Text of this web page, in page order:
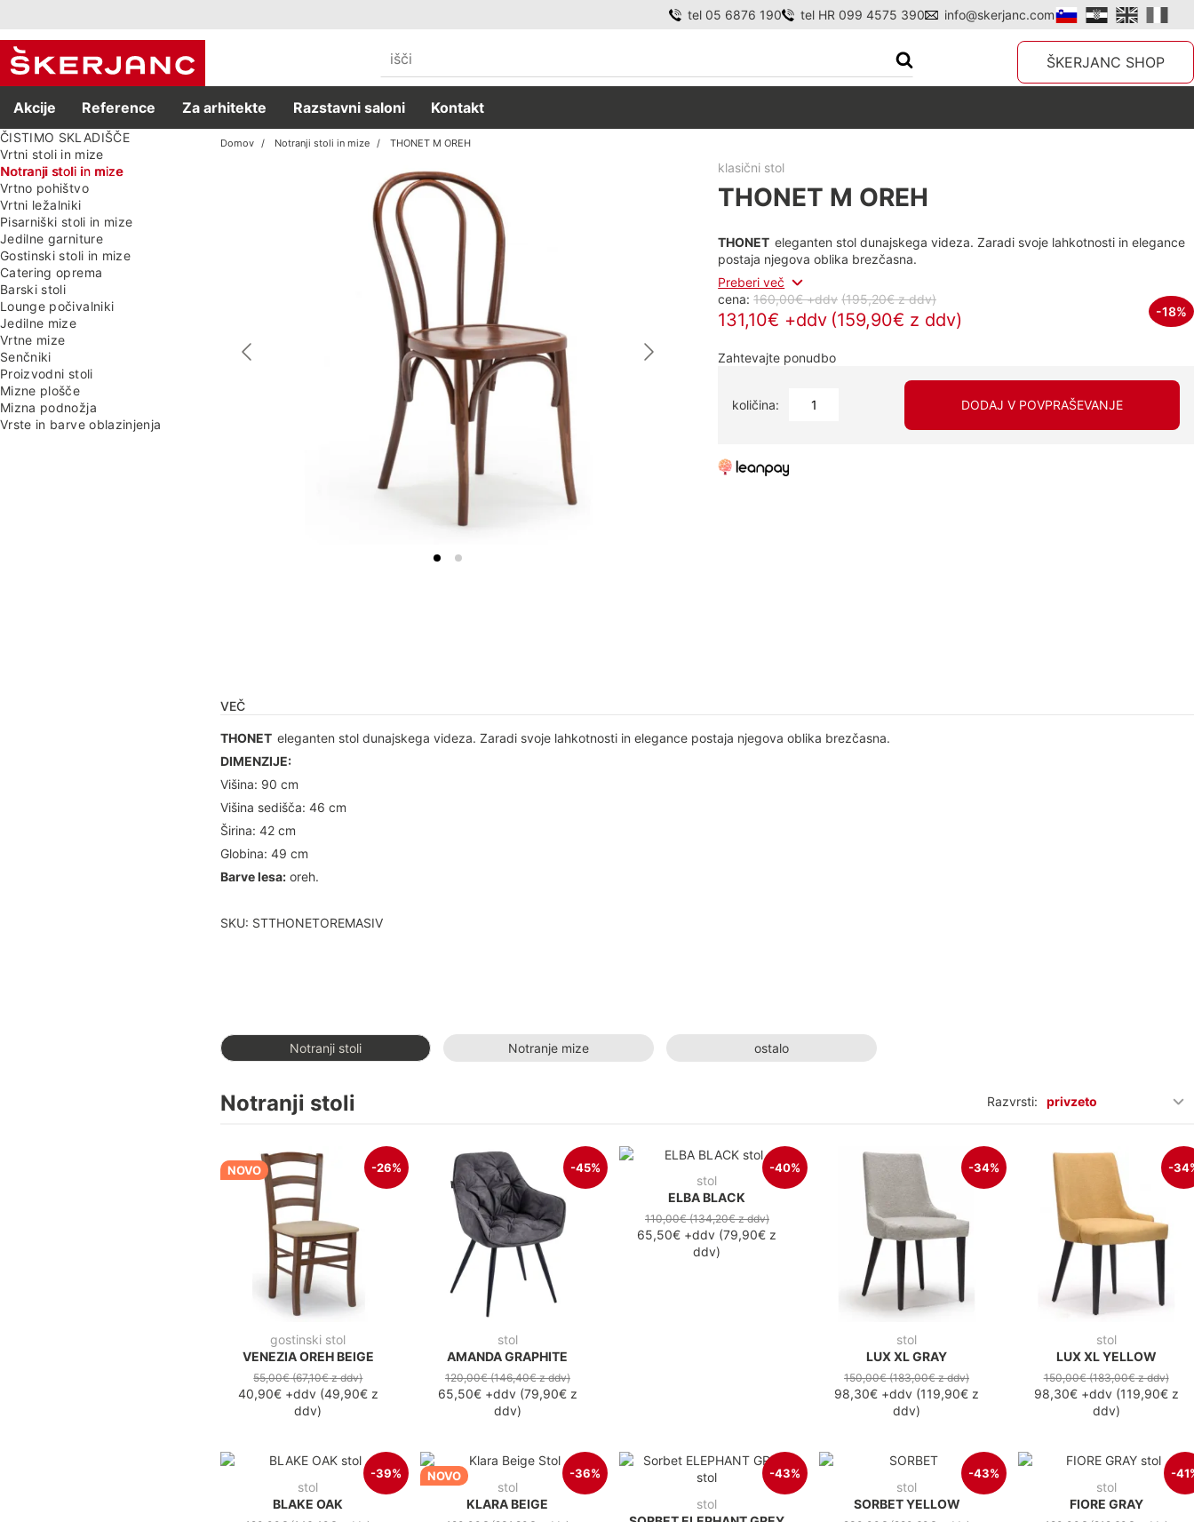
tel 05 6876 190 tel HR 099 4575 390 info@skerjanc.com
ŠKERJANC SHOP
Akcije Reference Za arhitekte Razstavni saloni Kontakt
ČISTIMO SKLADIŠČE
Vrtni stoli in mize
Notranji stoli in mize
Vrtno pohištvo
Vrtni ležalniki
Pisarniški stoli in mize
Jedilne garniture
Gostinski stoli in mize
Catering oprema
Barski stoli
Lounge počivalniki
Jedilne mize
Vrtne mize
Senčniki
Proizvodni stoli
Mizne plošče
Mizna podnožja
Vrste in barve oblazinjenja
Domov Notranji stoli in mize THONET M OREH
klasični stol
THONET M OREH
THONETeleganten stol dunajskega videza. Zaradi svoje lahkotnosti in elegance
postaja njegova oblika brezčasna.
Preberi več
cena:160,00€ +ddv (195,20€z ddv)
131,10€ +ddv (159,90€ z ddv) -18%
Zahtevajte ponudbo
količina: DODAJ V POVPRAŠEVANJE
VEČ
THONET eleganten stol dunajskega videza. Zaradi svoje lahkotnosti in elegance postaja njegova oblika brezčasna.
DIMENZIJE:
Višina: 90 cm
Višina sedišča: 46 cm
Širina: 42 cm
Globina: 49 cm
Barve lesa: oreh.
SKU: STTHONETOREMASIV
Notranji stoli Notranje mize ostalo
Razvrsti: privzeto
Notranji stoli
NOVO -26%
gostinski stol
VENEZIA OREH BEIGE
55,00€(67,10€z ddv)
40,90€+ddv(49,90€z
ddv)
-45%
stol
AMANDA GRAPHITE
120,00€(146,40€z ddv)
65,50€+ddv(79,90€z
ddv)
-40%
stol
ELBA BLACK
110,00€(134,20€z ddv)
65,50€ +ddv (79,90€ z
ddv)
-34%
stol
LUX XL GRAY
150,00€(183,00€z ddv)
98,30€ +ddv (119,90€ z
ddv)
-
stol
LUX XL YELLOW
150,00€(183,00€z ddv)
98,30€+ddv(119,90€z
ddv)
-39%
stol
BLAKE OAK
NOVO -36%
stol
KLARA BEIGE
-43%
stol
-43%
stol
SORBET YELLOW
-
stol
FIORE GRAY